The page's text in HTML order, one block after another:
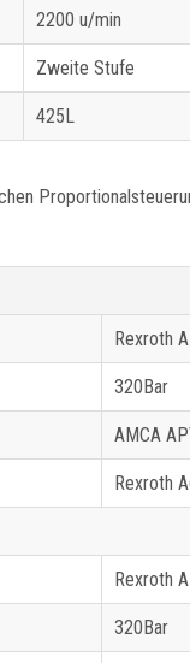
2200 u/min
Zweite Stufe
425L
Rexroth
320Bar
AMCA
Rexroth
Rexroth
320Bar